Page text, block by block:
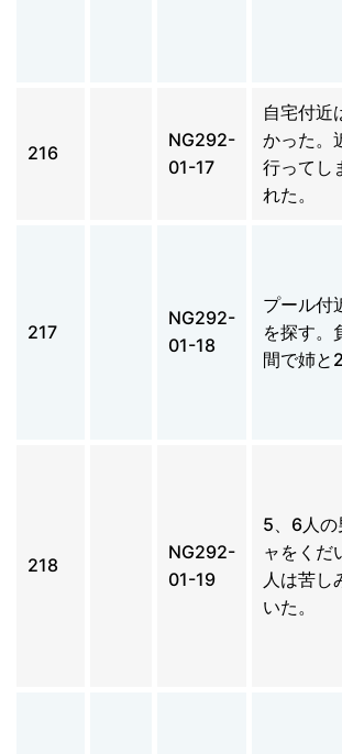
216
NG292-
01-17
自宅付近
かった。
行ってし
れた。
217
NG292-
01-18
プール付
を探す。
間で姉と
218
NG292-
01-19
5、6人の
ャをくだ
人は苦し
いた。